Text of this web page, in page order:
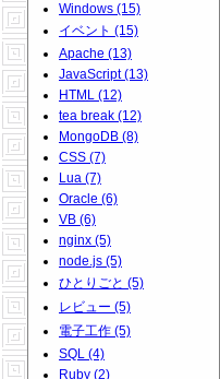
Windows (15)
イベント (15)
Apache (13)
JavaScript (13)
HTML (12)
tea break (12)
MongoDB (8)
CSS (7)
Lua (7)
Oracle (6)
VB (6)
nginx (5)
node.js (5)
ひとりごと (5)
レビュー (5)
電子工作 (5)
SQL (4)
Ruby (2)